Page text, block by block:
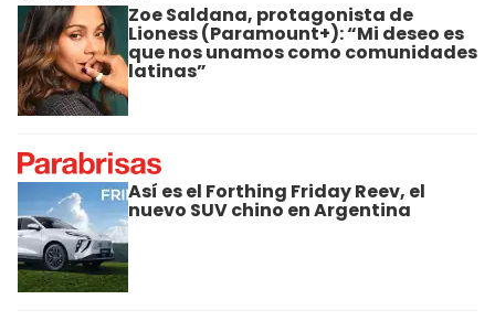
Zoe Saldana, protagonista de
Lioness (Paramount+): “Mi deseo es
que nos unamos como comunidades
latinas”
Así es el Forthing Friday Reev, el
nuevo SUV chino en Argentina